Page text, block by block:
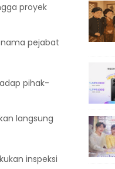
proyek
pejabat
pihak-
langsung
inspeksi